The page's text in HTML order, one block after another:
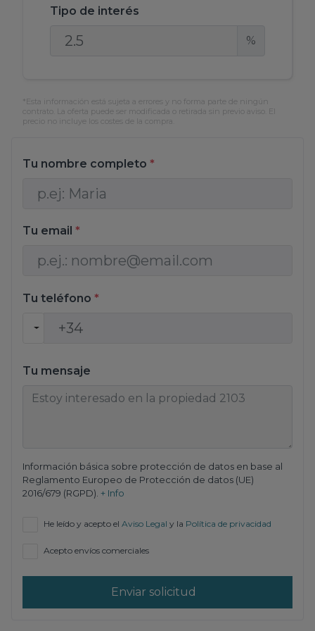
disfrutar de una vida tranquila, esta vivienda es
de vida español sin renunciar a la comodidad y a
Tipo de interés
%
*Esta información está sujeta a errores y no forma parte de ningún
contrato. La oferta puede ser modificada o retirada sin previo aviso. El
precio no incluye los costes de la compra.
Tu nombre completo *
Tu email *
Tu teléfono *
Tu mensaje
Información básica sobre protección de datos en base al
Reglamento Europeo de Protección de datos (UE)
2016/679 (RGPD). + Info
He leído y acepto el Aviso Legal y la Política de privacidad
Acepto envíos comerciales
Enviar solicitud